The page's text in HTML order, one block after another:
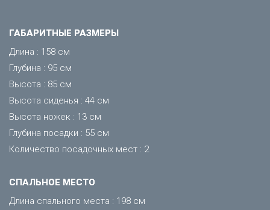
ГАБАРИТНЫЕ РАЗМЕРЫ
Длина : 158 см
Глубина : 95 см
Высота : 85 см
Высота сиденья : 44 см
Высота ножек : 13 см
Глубина посадки : 55 см
Количество посадочных мест : 2
CПАЛЬНОЕ МЕСТО
Длина спального места : 198 см